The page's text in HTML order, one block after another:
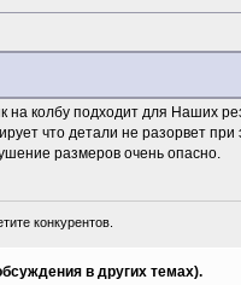
колбу подходит для Наших
что детали не разорвет
размеров очень опасно.
конкурентов.
в других темах).